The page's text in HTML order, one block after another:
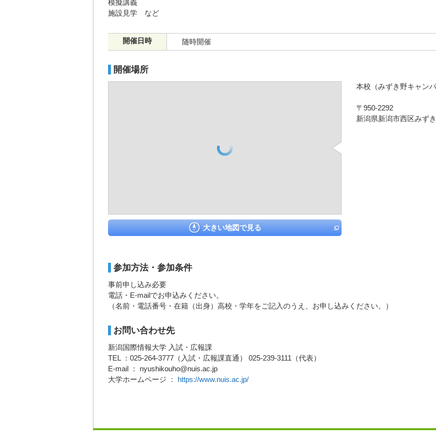
模擬講義
施設見学 など
開催日時 随時開催
開催場所
大きい地図で見る
本校（みずき野キャンパ
〒950-2292
新潟県新潟市西区みず
参加方法・参加条件
事前申し込み必要
電話・E-mailでお申込みください。
（名前・電話番号・在籍（出身）高校・学年をご記入のうえ、お申し込みください。）
お問い合わせ先
新潟国際情報大学 入試・広報課
TEL ：025-264-3777（入試・広報課直通） 025-239-3111（代表）
E-mail ： nyushikouho@nuis.ac.jp
大学ホームページ ： https://www.nuis.ac.jp/